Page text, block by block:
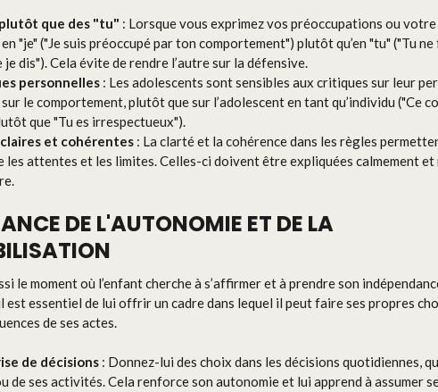
que des "tu" : Lorsque vous exprimez vos préoccupations ou
"je" ("Je suis préoccupé par ton comportement") plutôt qu’en "tu" ("Tu ne
dis"). Cela évite de rendre l’autre sur la défensive.
personnelles : Les adolescents sont sensibles aux critiques sur leur
le comportement, plutôt que sur l’adolescent en tant qu’individu ("Ce
que "Tu es irrespectueux").
et cohérentes : La clarté et la cohérence dans les règles
les attentes et les limites. Celles-ci doivent être expliquées calmement et
DE L'AUTONOMIE ET DE LA
le moment où l’enfant cherche à s’affirmer et à prendre son
est essentiel de lui offrir un cadre dans lequel il peut faire ses propres
de ses actes.
de décisions : Donnez-lui des choix dans les décisions quotidiennes,
de ses activités. Cela renforce son autonomie et lui apprend à assumer